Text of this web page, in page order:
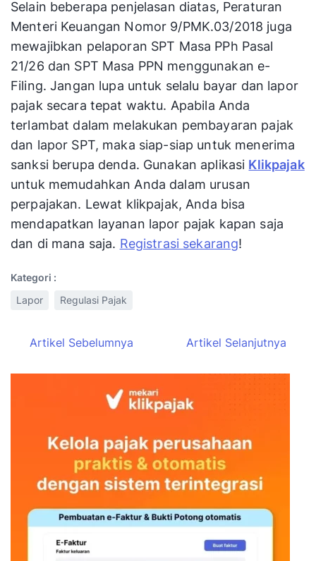
Selain beberapa penjelasan diatas, Peraturan
Menteri Keuangan Nomor 9/PMK.03/2018 juga
mewajibkan pelaporan SPT Masa PPh Pasal
21/26 dan SPT Masa PPN menggunakan e-
Filing. Jangan lupa untuk selalu bayar dan lapor
pajak secara tepat waktu. Apabila Anda
terlambat dalam melakukan pembayaran pajak
dan lapor SPT, maka siap-siap untuk menerima
sanksi berupa denda. Gunakan aplikasi Klikpajak
untuk memudahkan Anda dalam urusan
perpajakan. Lewat klikpajak, Anda bisa
mendapatkan layanan lapor pajak kapan saja
dan di mana saja. Registrasi sekarang!
Kategori :
Lapor
Regulasi Pajak
Artikel Sebelumnya Artikel Selanjutnya